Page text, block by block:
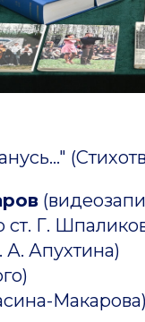
ст. Г.
А. Апухтина)
Макарова)